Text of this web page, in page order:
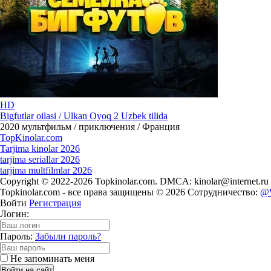
HD
Bigfutlar oilasi / Ulkan Oyoq 2 Uzbek tilida
2020 мультфильм / приключения / Франция
TopKinolar.com
Tarjima kinolar 2026
tarjima seriallar 2026
tarjima multfilmlar 2026
Copyright © 2022-2026 Topkinolar.com. DMCA: kinolar@internet.ru
Topkinolar.com - все права защищены © 2026 Сотрудничество:
Войти Регистрация
Логин:
Пароль: Забыли пароль?
Не запоминать меня